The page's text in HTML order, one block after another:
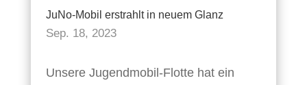
JuNo-Mobil erstrahlt in neuem Glanz
Sep. 18, 2023
Unsere Jugendmobil-Flotte hat ein